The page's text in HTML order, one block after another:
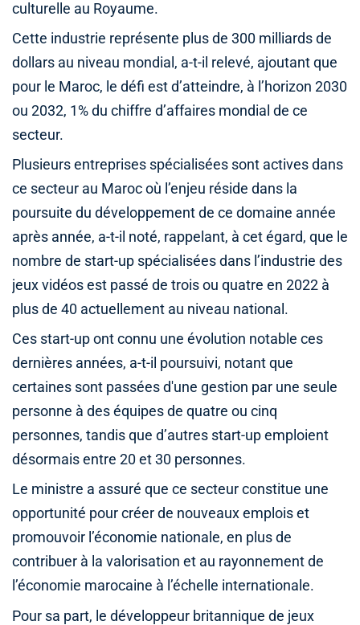
culturelle au Royaume.
Cette industrie représente plus de 300 milliards de
dollars au niveau mondial, a-t-il relevé, ajoutant que
pour le Maroc, le défi est d’atteindre, à l’horizon 2030
ou 2032, 1% du chiffre d’affaires mondial de ce
secteur.
Plusieurs entreprises spécialisées sont actives dans
ce secteur au Maroc où l’enjeu réside dans la
poursuite du développement de ce domaine année
après année, a-t-il noté, rappelant, à cet égard, que le
nombre de start-up spécialisées dans l’industrie des
jeux vidéos est passé de trois ou quatre en 2022 à
plus de 40 actuellement au niveau national.
Ces start-up ont connu une évolution notable ces
dernières années, a-t-il poursuivi, notant que
certaines sont passées d'une gestion par une seule
personne à des équipes de quatre ou cinq
personnes, tandis que d’autres start-up emploient
désormais entre 20 et 30 personnes.
Le ministre a assuré que ce secteur constitue une
opportunité pour créer de nouveaux emplois et
promouvoir l’économie nationale, en plus de
contribuer à la valorisation et au rayonnement de
l’économie marocaine à l’échelle internationale.
Pour sa part, le développeur britannique de jeux